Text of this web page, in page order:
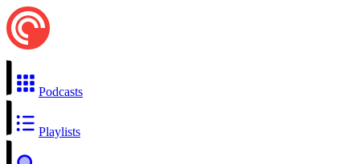
Podcasts
Playlists